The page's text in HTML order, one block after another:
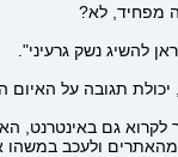
מפחיד, לא?
להשיג נשק גרעיני".
תגובה על האיום
לקרוא גם
ולעכב